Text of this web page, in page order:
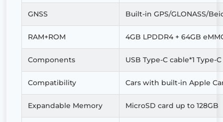
GNSS Built-in GPS/GLONASS/
RAM+ROM 4GB LPDDR4 + 64GB
Components USB Type-C cable*1 Type-
Compatibility Cars with built-in Apple
Expandable Memory MicroSD card up to 128GB